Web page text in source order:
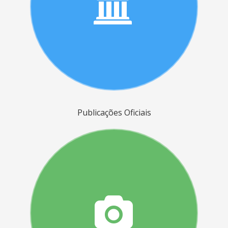
Publicações Oficiais